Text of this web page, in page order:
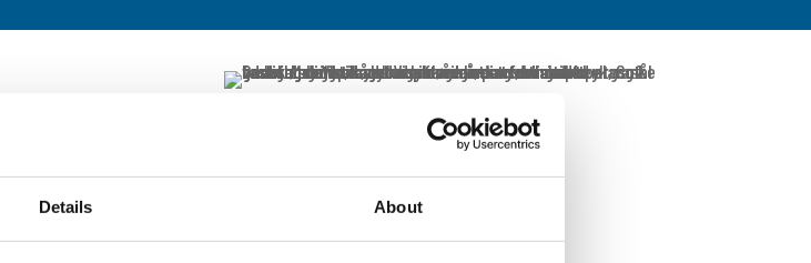
Details About
vask af
afvikling, logistik
frem til det